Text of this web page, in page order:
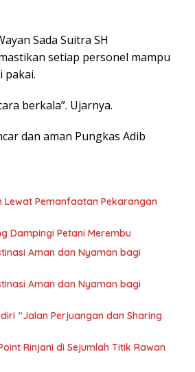
Sada Suitra SH
setiap personel mampu
pakai.
berkala”. Ujarnya.
dan aman Pungkas Adib
Lewat Pemanfaatan Pekarangan
Dampingi Petani Merembu
Aman dan Nyaman bagi
Aman dan Nyaman bagi
“Jalan Perjuangan dan Sharing
Rinjani di Sejumlah Titik Rawan